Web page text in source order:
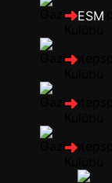
ESM